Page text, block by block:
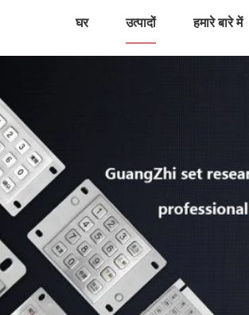
घर उत्पादों हमारे बारे में